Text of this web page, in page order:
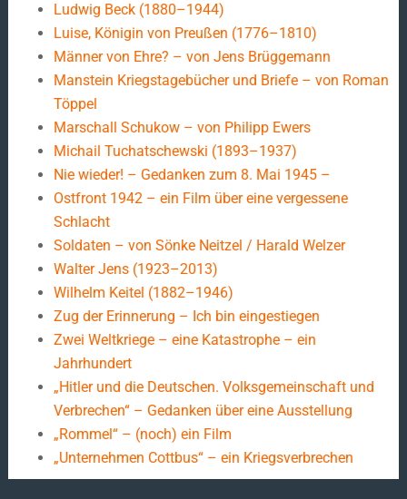
Ludwig Beck (1880–1944)
Luise, Königin von Preußen (1776–1810)
Männer von Ehre? – von Jens Brüggemann
Manstein Kriegstagebücher und Briefe – von Roman
Töppel
Marschall Schukow – von Philipp Ewers
Michail Tuchatschewski (1893–1937)
Nie wieder! – Gedanken zum 8. Mai 1945 –
Ostfront 1942 – ein Film über eine vergessene
Schlacht
Soldaten – von Sönke Neitzel / Harald Welzer
Walter Jens (1923–2013)
Wilhelm Keitel (1882–1946)
Zug der Erinnerung – Ich bin eingestiegen
Zwei Weltkriege – eine Katastrophe – ein
Jahrhundert
„Hitler und die Deutschen. Volksgemeinschaft und
Verbrechen“ – Gedanken über eine Ausstellung
„Rommel“ – (noch) ein Film
„Unternehmen Cottbus“ – ein Kriegsverbrechen